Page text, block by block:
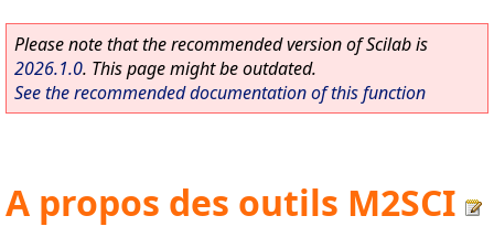
Please note that the recommended version of Scilab is
2026.1.0. This page might be outdated.
See the recommended documentation of this function
A propos des outils M2SCI